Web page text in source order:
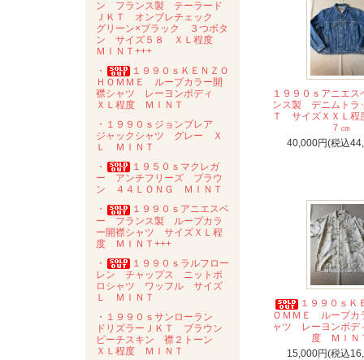
ン フランス製 テーラード
ＪＫＴ オンブレチェック
グリーン×ブラック ３つボタ
ン サイズ５８ ＸＬ程度
ＭＩＮＴ+++
・
１９９０ｓＫＥＮＺＯ
ＨＯＭＭＥ ループカラー開
襟シャツ レーヨンボディ
ＸＬ程度 ＭＩＮＴ
・１９９０ｓジョンブレア
ジャックシャツ グレー Ｘ
Ｌ ＭＩＮＴ
・
１９５０ｓマクレガ
ー アンチフリーズ ブラウ
ン ４４ＬＯＮＧ ＭＩＮＴ
・
１９９０ｓアニエスベ
ー フランス製 ループカラ
ー開襟シャツ サイズＸＬ程
度 ＭＩＮＴ+++
・
１９９０ｓラルフロー
レン チャップス ニットポ
ロシャツ ワッフル サイズ
Ｌ ＭＩＮＴ
・１９９０ｓサンローラン
ドリズラーＪＫＴ ブラウン
ピーチスキン 襟２トーン
ＸＬ程度 ＭＩＮＴ
１９９０ｓアニエ
ンス製 デニムトラ
Ｔ サイズＸＸＬ
７㎝
40,000円(税込
１９９０ｓＫ
ＯＭＭＥ ループカ
ャツ レーヨンボ
度 ＭＩＮ
15,000円(税込